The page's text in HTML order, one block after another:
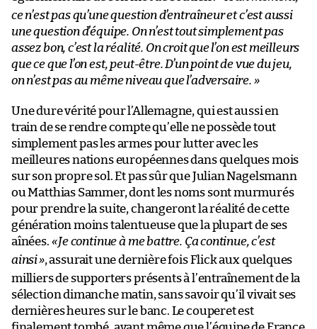
ce n’est pas qu’une question d’entraîneur et c’est aussi
une question d’équipe. On n’est tout simplement pas
assez bon, c’est la réalité. On croit que l’on est meilleurs
que ce que l’on est, peut-être. D’un point de vue du jeu,
on n’est pas au même niveau que l’adversaire. »
Une dure vérité pour l’Allemagne, qui est aussi en
train de se rendre compte qu’elle ne possède tout
simplement pas les armes pour lutter avec les
meilleures nations européennes dans quelques mois
sur son propre sol. Et pas sûr que Julian Nagelsmann
ou Matthias Sammer, dont les noms sont murmurés
pour prendre la suite, changeront la réalité de cette
génération moins talentueuse que la plupart de ses
aînées. «Je continue à me battre. Ça continue, c’est
ainsi», assurait une dernière fois Flick aux quelques
milliers de supporters présents à l’entraînement de la
sélection dimanche matin, sans savoir qu’il vivait ses
dernières heures sur le banc. Le couperet est